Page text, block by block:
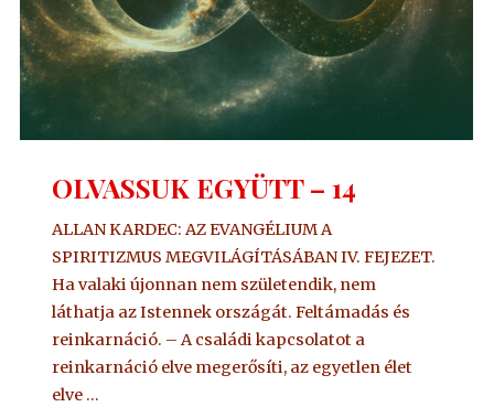
OLVASSUK EGYÜTT – 14
ALLAN KARDEC: AZ EVANGÉLIUM A
SPIRITIZMUS MEGVILÁGÍTÁSÁBAN IV. FEJEZET.
Ha valaki újonnan nem születendik, nem
láthatja az Istennek országát. Feltámadás és
reinkarnáció. – A családi kapcsolatot a
reinkarnáció elve megerősíti, az egyetlen élet
elve …